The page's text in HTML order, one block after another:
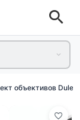
объективов